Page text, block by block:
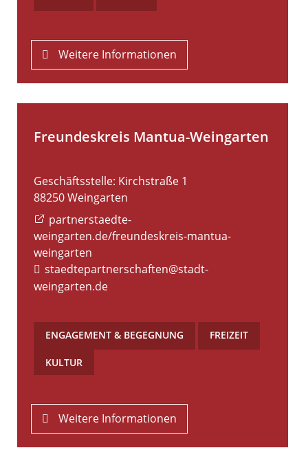
Weitere Informationen
Freundeskreis Mantua-Weingarten
Geschäftsstelle: Kirchstraße 1
88250Weingarten
partnerstaedte-
weingarten.de/freundeskreis-mantua-
weingarten
staedtepartnerschaften@stadt-
weingarten.de
ENGAGEMENT & BEGEGNUNG FREIZEIT
KULTUR
Weitere Informationen